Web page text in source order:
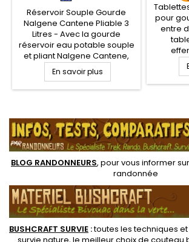
Réservoir Souple Gourde
Nalgene Cantene Pliable 3
Litres - Avec la gourde
réservoir eau potable souple
et pliant Nalgene Cantene,
profitez de vos treks et
randonnées légères tout en
portant votre eau potable.
Plastique PE sans goûts ni
odeurs, pliable et robuste
pour gain de place en sac
dos
En savoir plus
pour
entre
BLOG RANDONNEURS, pour vous informer
randonnée
BUSHCRAFT SURVIE :toutes les techniques et